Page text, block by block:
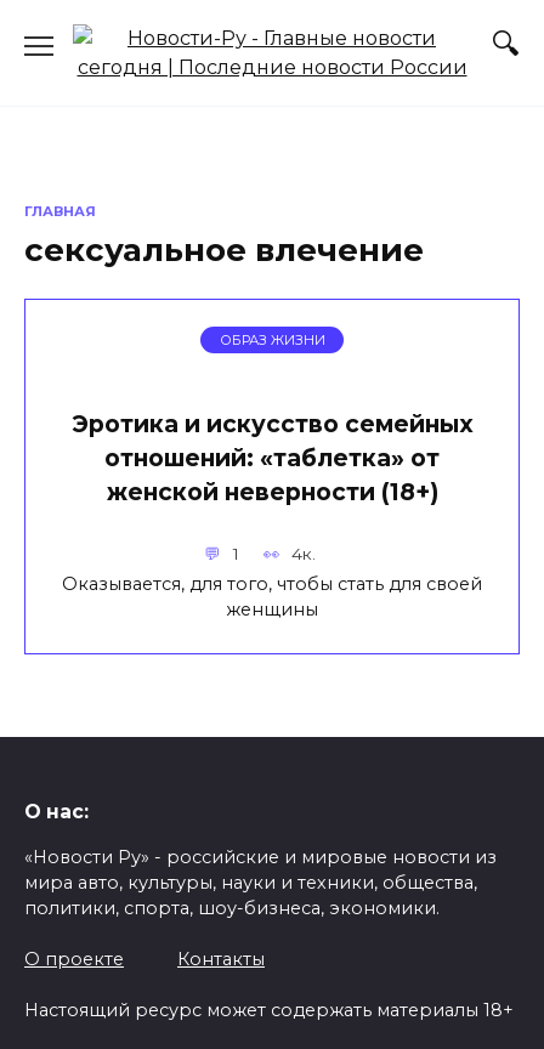
содержанию
ГЛАВНАЯ
сексуальное влечение
ОБРАЗ ЖИЗНИ
Эротика и искусство семейных
отношений: «таблетка» от
женской неверности (18+)
1 4к.
Оказывается, для того, чтобы стать для своей
женщины
О нас:
«Новости Ру» - российские и мировые новости из
мира авто, культуры, науки и техники, общества,
политики, спорта, шоу-бизнеса, экономики.
О проекте Контакты
Настоящий ресурс может содержать материалы 18+